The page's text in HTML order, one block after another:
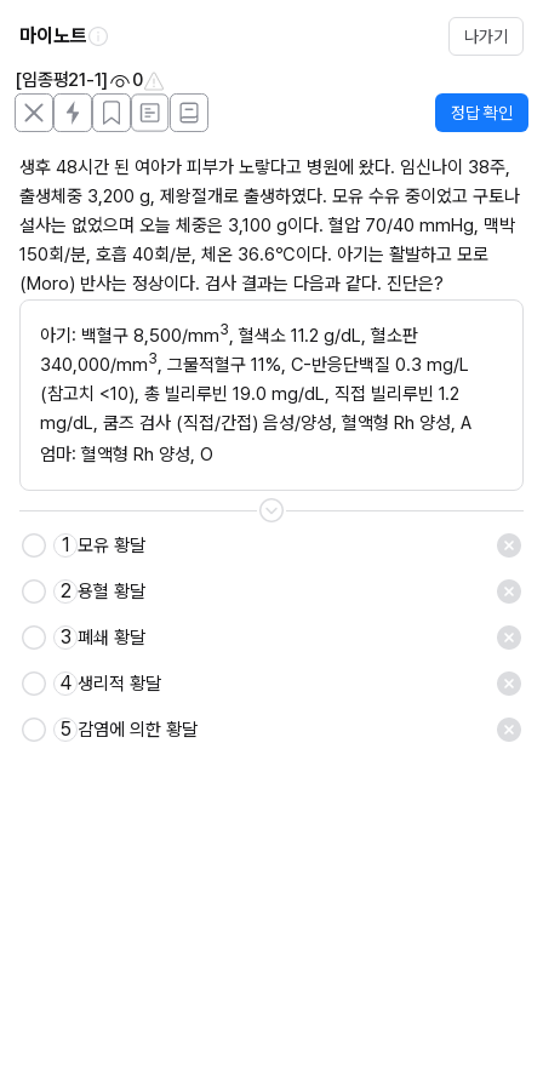
마이노트 나가기
[임종평21-1] 0
정답 확인
생후 48시간 된 여아가 피부가 노랗다고 병원에 왔다. 임신나이 38주,
출생체중 3,200 g, 제왕절개로 출생하였다. 모유 수유 중이었고 구토나
설사는 없었으며 오늘 체중은 3,100 g이다. 혈압 70/40 mmHg, 맥박
150회/분, 호흡 40회/분, 체온 36.6℃이다. 아기는 활발하고 모로
(Moro) 반사는 정상이다. 검사 결과는 다음과 같다. 진단은?
아기: 백혈구 8,500/mm3, 혈색소 11.2 g/dL, 혈소판
340,000/mm3, 그물적혈구 11%, C-반응단백질 0.3 mg/L
(참고치 <10), 총 빌리루빈 19.0 mg/dL, 직접 빌리루빈 1.2
mg/dL, 쿰즈 검사 (직접/간접) 음성/양성, 혈액형 Rh 양성, A
엄마: 혈액형 Rh 양성, O
저장
1 모유 황달
2 용혈 황달
3 폐쇄 황달
4 생리적 황달
5 감염에 의한 황달